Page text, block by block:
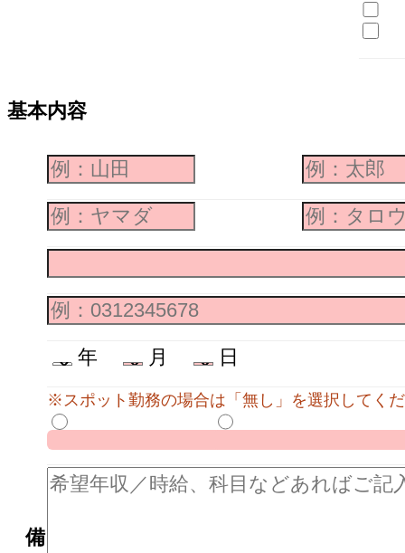
基本内容
年 月 日
※スポット勤務の場合は「無し」を選択してく
備